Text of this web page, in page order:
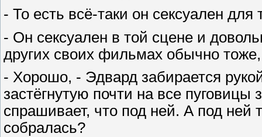
- То есть всё-таки он сексуален для
- Он сексуален в той сцене и
других своих фильмах обычно
- Хорошо, - Эдвард забирается
застёгнутую почти на все
спрашивает, что под ней. А под ней
собралась?